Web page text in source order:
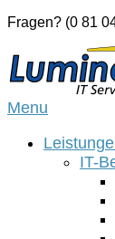
Skip
content
Fragen? (0 81
Home
Menu
IT-